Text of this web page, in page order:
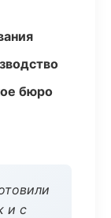
бюро
и с